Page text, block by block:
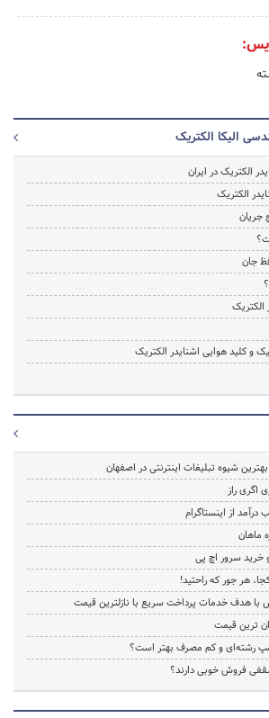
الیکا الکتریک
الکتریک در ایران
الکتریک
جریان
جان
الکتریک
و کلید هوایی اشنایدر الکتریک
شیوه تبلیغات اینترنتی در اصفهان
اگری راز
از اینستاگرام
ماهان
هر جور که راحتید!
با هدف خدمات پرداخت سریع با نازلترین قیمت
ترین قیمت
رشته‌ای و کم مصرف بهتر است؟
فروش خوبی دارند؟